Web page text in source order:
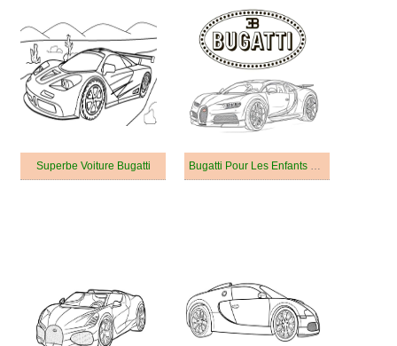
Superbe Voiture Bugatti Bugatti Pour Les Enfants De 1 An